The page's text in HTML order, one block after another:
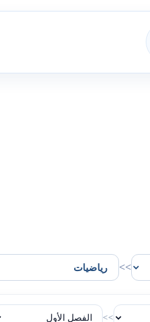
>>
>>